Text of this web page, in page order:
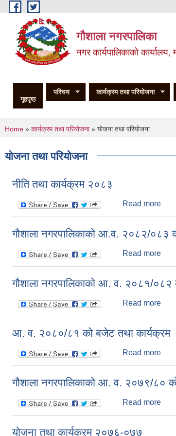
Skip to main content
गौशाला नगरपालिका
नगर कार्यपालिकाकाे
गृहपृष्ठ
परिचय कार्यक्रम तथा परियोजना
You are here
Home » कार्यक्रम तथा परियोजना» योजना तथा परियोजना
योजना तथा परियोजना
नीति तथा कार्यक्रम २०८३
Read more
गौशाला नगरपालिकाको आ.व. २०८२/०८३
Read more
गौशाला नगरपालिकाको आ. व. २०८१/०८२
Read more
आ. व. २०८०/८१ को बजेट तथा कार्यक्रम
Read more
गौशाला नगरपालिकाको आ. व. २०७९/८०
Read more
योजना तथा कार्यक्रम २०७६-०७७